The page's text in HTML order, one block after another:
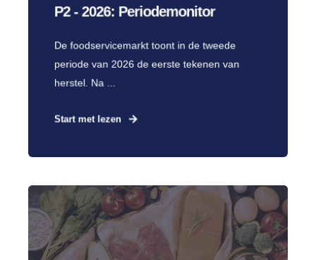
P2 - 2026: Periodemonitor
De foodservicemarkt toont in de tweede
periode van 2026 de eerste tekenen van
herstel. Na ...
Start met lezen